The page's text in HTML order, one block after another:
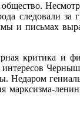
следовали за
и письмах
критика и
Недаром